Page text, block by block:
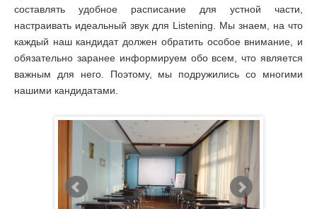
составлять удобное расписание для устной части,
настраивать идеальный звук для Listening. Мы знаем, на что
каждый наш кандидат должен обратить особое внимание, и
обязательно заранее информируем обо всем, что является
важным для него. Поэтому, мы подружились со многими
нашими кандидатами.